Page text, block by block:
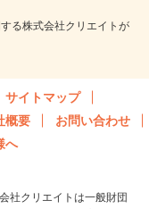
る株式会社クリエイトが
サイトマップ
概要
お問い合わせ
へ
社クリエイトは一般財団